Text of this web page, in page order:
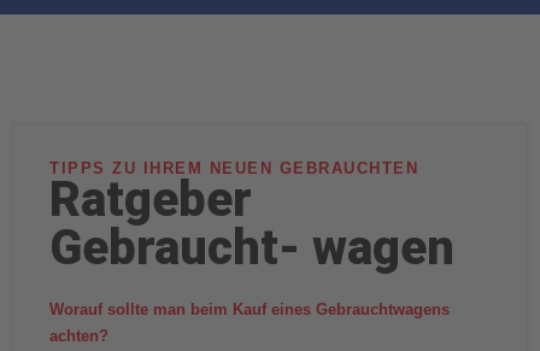
TIPPS ZU IHREM NEUEN GEBRAUCHTEN
Ratgeber
Gebraucht- wagen
Worauf sollte man beim Kauf eines Gebrauchtwagens
achten?